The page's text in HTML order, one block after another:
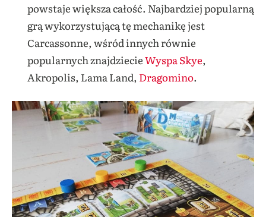
powstaje większa całość. Najbardziej popularną
grą wykorzystującą tę mechanikę jest
Carcassonne, wśród innych równie
popularnych znajdziecieWyspa Skye,
Akropolis, Lama Land, Dragomino.